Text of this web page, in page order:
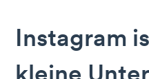
Instagram